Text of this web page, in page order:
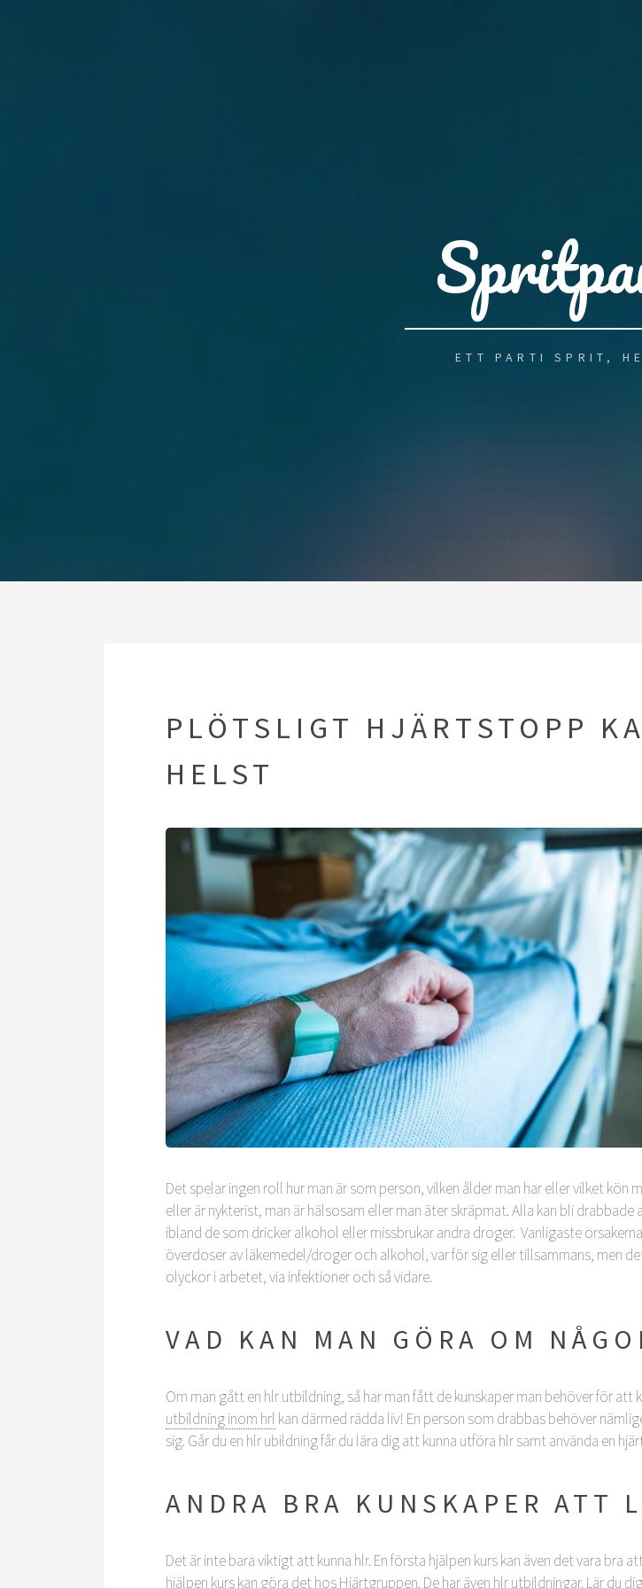
ETT PARTI SPRIT,
PLÖTSLIGT HJÄRTSTOPP
HELST
Det spelar ingen roll hur man är som person, vilken ålder man har eller vilket
eller är nykterist, man är hälsosam eller man äter skräpmat. Alla kan bli
ibland de som dricker alkohol eller missbrukar andra droger. Vanligaste
överdoser av läkemedel/droger och alkohol, var för sig eller tillsammans, men
olyckor i arbetet, via infektioner och så vidare.
VAD KAN MAN GÖRA OM
Om man gått en hlr utbildning, så har man fått de kunskaper man behöver för
utbildning inom hrl kan därmed rädda liv! En person som drabbas behöver
sig. Går du en hlr ubildning får du lära dig att kunna utföra hlr samt använda en
ANDRA BRA KUNSKAPER ATT
Det är inte bara viktigt att kunna hlr. En första hjälpen kurs kan även det vara bra
hjälpen kurs kan göra det hos Hjärtgruppen. De har även hlr utbildningar. Lär du